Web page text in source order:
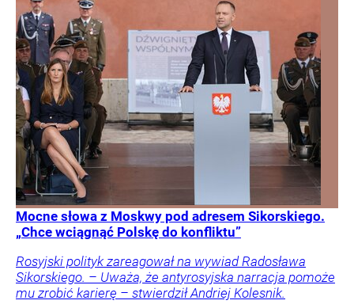
Mocne słowa z Moskwy pod adresem Sikorskiego.
„Chce wciągnąć Polskę do konfliktu”
Rosyjski polityk zareagował na wywiad Radosława
Sikorskiego. – Uważa, że antyrosyjska narracja pomoże
mu zrobić karierę – stwierdził Andriej Kolesnik.